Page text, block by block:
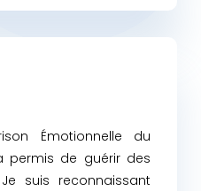
Émotionnelle du
permis de guérir des
suis reconnaissant